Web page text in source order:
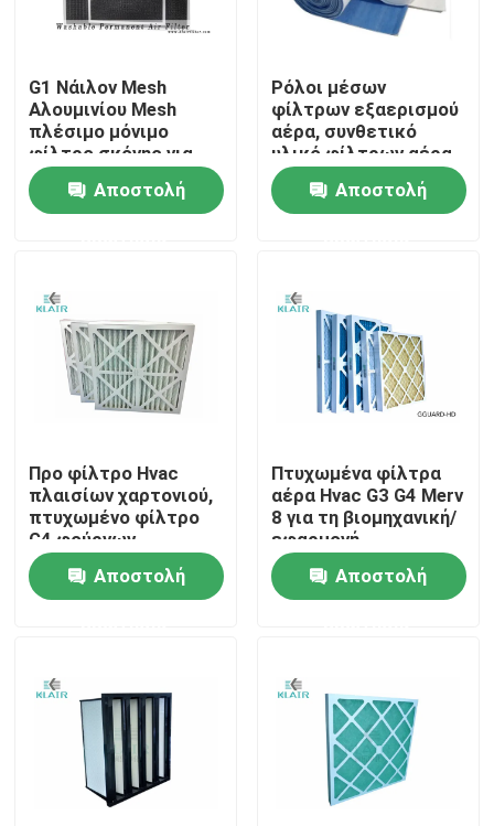
Σπίτι
Περίπου εμείς
Γύρος εργοστασίων
Ποιοτικός έλεγχος
Μας ελάτε σε επαφή με
Ζητήστε ένα απόσπασμα
φίλτρα αέρα τσαντών
Φίλτρα αέρα HVAC
φίλτρο αέρα hepa
G1 Νάιλον Mesh
Αλουμινίου Mesh
πλέσιμο μόνιμο
φίλτρο σκόνης για
εισροή καθαρού αέρα
Αποστολή
Ρόλοι μέσων
φίλτρων εξαερισμού
αέρα, συνθετικό
υλικό φίλτρων αέρα
ινών G2 G3 G4
Αποστολή
Προ φίλτρο Hvac
πλαισίων χαρτονιού,
πτυχωμένο φίλτρο
G4 φούρνων
επιτροπής HVAC
Αποστολή
Πτυχωμένα φίλτρα
αέρα Hvac G3 G4 Merv
8 για τη βιομηχανική/
εφαρμογή
Commerical
Αποστολή